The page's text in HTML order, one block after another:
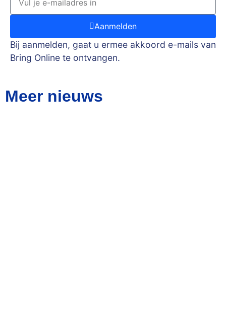
Aanmelden
Bij aanmelden, gaat u ermee akkoord e-mails van
Bring Online te ontvangen.
Meer nieuws